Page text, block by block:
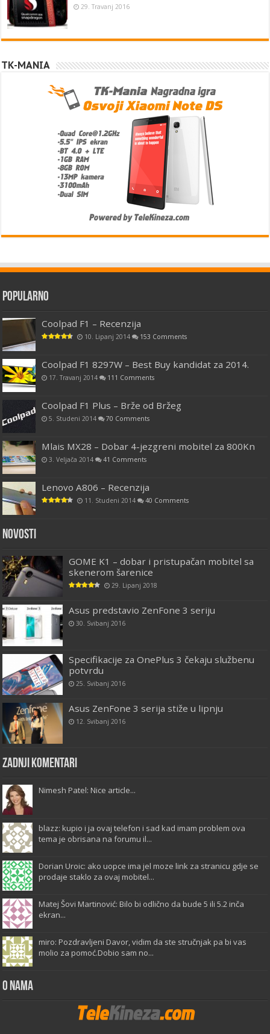
29. Travanj 2016
TK-MANIA
Popularno
Coolpad F1 – Recenzija
10. Lipanj 2014 153 Comments
Coolpad F1 8297W – Best Buy kandidat za 2014.
17. Travanj 2014 111 Comments
Coolpad F1 Plus – Brže od Bržeg
5. Studeni 2014 70 Comments
Mlais MX28 – Dobar 4-jezgreni mobitel za 800Kn
3. Veljača 2014 41 Comments
Lenovo A806 – Recenzija
11. Studeni 2014 40 Comments
Novosti
GOME K1 – dobar i pristupačan mobitel sa
skenerom šarenice
29. Lipanj 2018
Asus predstavio ZenFone 3 seriju
30. Svibanj 2016
Specifikacije za OnePlus 3 čekaju službenu
potvrdu
25. Svibanj 2016
Asus ZenFone 3 serija stiže u lipnju
12. Svibanj 2016
Zadnji komentari
Nimesh Patel: Nice article...
blazz: kupio i ja ovaj telefon i sad kad imam problem ova
tema je obrisana na forumu il...
Dorian Uroic: ako uopce ima jel moze link za stranicu gdje se
prodaje staklo za ovaj mobitel...
Matej Šovi Martinović: Bilo bi odlično da bude 5 ili 5.2 inča
ekran...
miro: Pozdravljeni Davor, vidim da ste stručnjak pa bi vas
molio za pomoć.Dobio sam no...
O Nama